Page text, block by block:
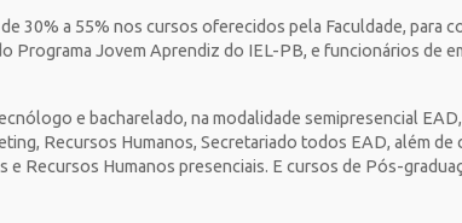
30% a 55% nos cursos oferecidos pela Faculdade, para
Programa Jovem Aprendiz do IEL-PB, e funcionários de
e bacharelado, na modalidade semipresencial
Recursos Humanos, Secretariado todos EAD, além
Recursos Humanos presenciais. E cursos de Pós-